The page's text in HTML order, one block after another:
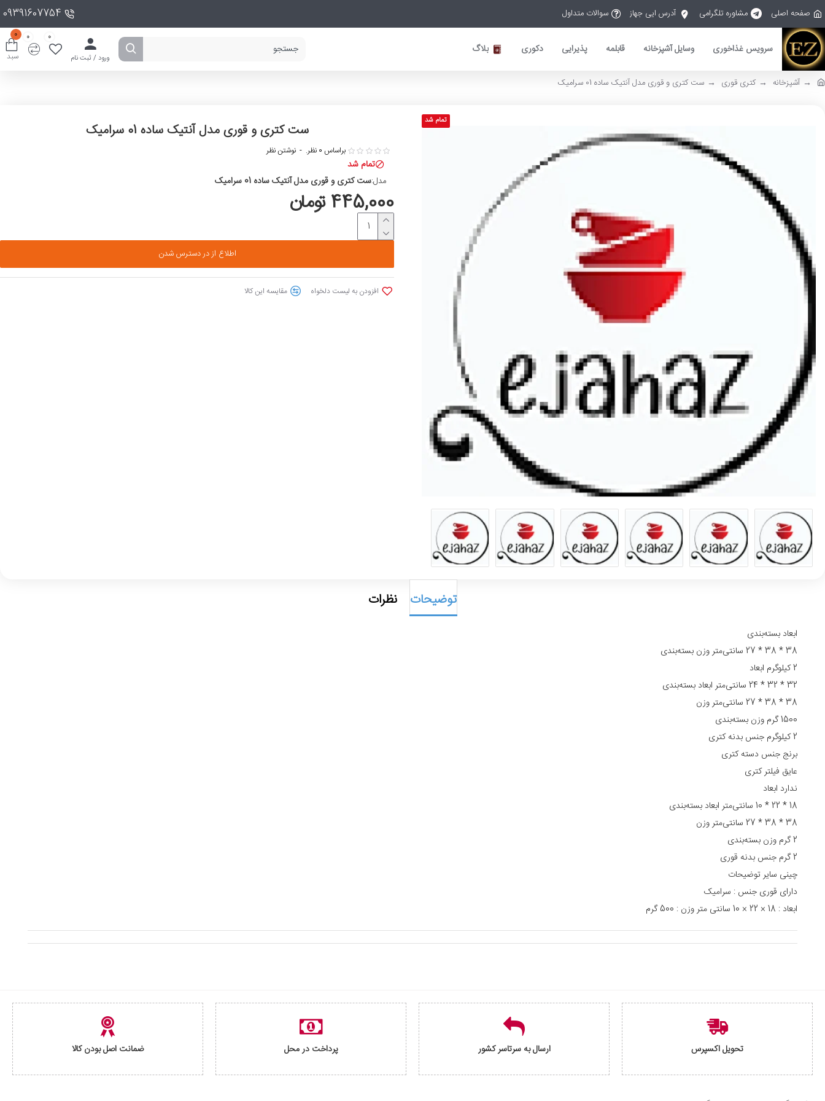
صفحه اصلی مشاوره تلگرامی آدرس ایی جهاز سوالات متداول 09391607754
سرویس غذاخوری وسایل آشپزخانه قابلمه پذیرایی دکوری بلاگ
ورود / ثبت نام
0
0
سبد
0
آشپزخانه کتری قوری ست کتری و قوری مدل آنتیک ساده 01 سرامیک
تمام شد ست کتری و قوری مدل آنتیک ساده 01 سرامیک
تمام شد
مدل:ست کتری و قوری مدل آنتیک ساده 01 سرامیک
براساس 0 نظر. - نوشتن نظر
445,000 تومان
اطلاع از در دسترس شدن
افزودن به لیست دلخواه مقایسه این کالا
توضیحات نظرات
ابعاد بسته‌بندی
38 * 38 * 27 سانتی‌متر وزن بسته‌بندی
2 کیلوگرم ابعاد
32 * 32 * 24 سانتی‌متر ابعاد بسته‌بندی
38 * 38 * 27 سانتی‌متر وزن
1500 گرم وزن بسته‌بندی
2 کیلوگرم جنس بدنه کتری
برنج جنس دسته کتری
عایق فیلتر کتری
ندارد ابعاد
18 * 22 * 10 سانتی‌متر ابعاد بسته‌بندی
38 * 38 * 27 سانتی‌متر وزن
2 گرم وزن بسته‌بندی
2 گرم جنس بدنه قوری
چینی سایر توضیحات
دارای قوری جنس : سرامیک
ابعاد : 18 × 22 × 10 سانتی متر وزن : 500 گرم
تحویل اکسپرس ارسال به سرتاسر کشور پرداخت در محل ضمانت اصل بودن کالا